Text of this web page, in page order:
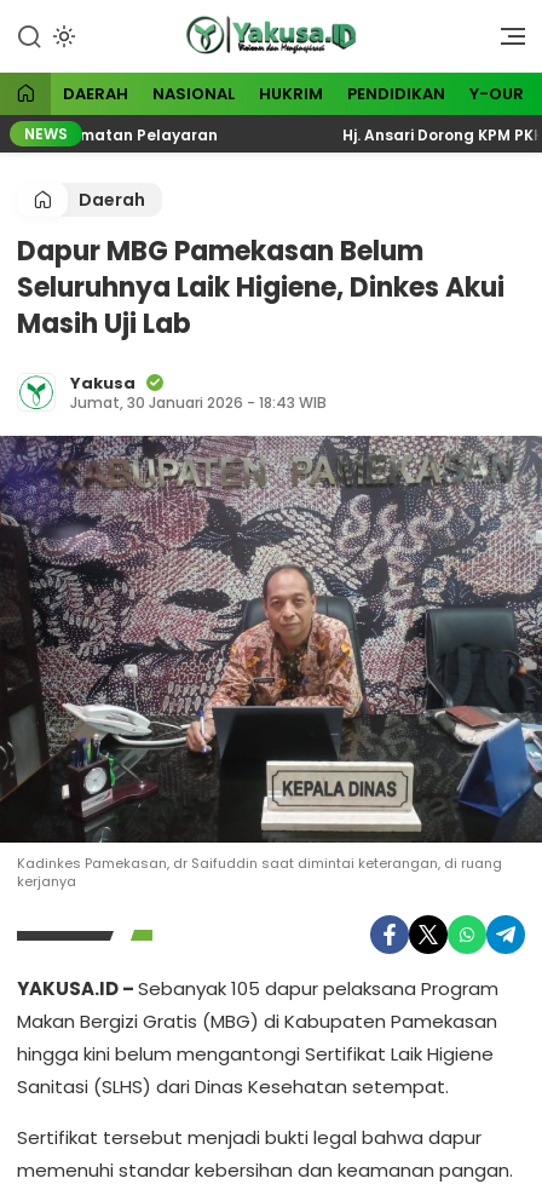
konten
Yakusa
Visioner dan Menginspirasi
DAERAH NASIONAL HUKRIM PENDIDIKAN Y-OUR
NEWS Pelayaran Hj. Ansari Dorong KPM PKH
Daerah
Dapur MBG Pamekasan Belum
Seluruhnya Laik Higiene, Dinkes Akui
Masih Uji Lab
Yakusa
Jumat, 30 Januari 2026 - 18:43 WIB
Kadinkes Pamekasan, dr Saifuddin saat dimintai keterangan, di ruang
kerjanya
YAKUSA.ID –Sebanyak 105 dapur pelaksana Program
Makan Bergizi Gratis (MBG) di Kabupaten Pamekasan
hingga kini belum mengantongi Sertifikat Laik Higiene
Sanitasi (SLHS) dari Dinas Kesehatan setempat.
Sertifikat tersebut menjadi bukti legal bahwa dapur
memenuhi standar kebersihan dan keamanan pangan.